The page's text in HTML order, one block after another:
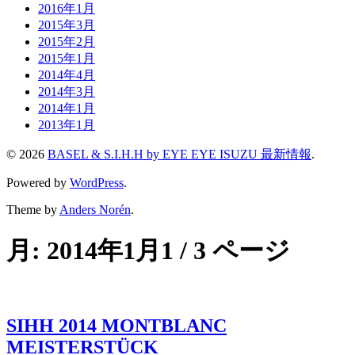
2016年1月
2015年3月
2015年2月
2015年1月
2014年4月
2014年3月
2014年1月
2013年1月
© 2026 BASEL & S.I.H.H by EYE EYE ISUZU 最新情報.
Powered by WordPress.
Theme by Anders Norén.
月: 2014年1月 1 / 3 ページ
SIHH 2014 MONTBLANC
MEISTERSTÜCK